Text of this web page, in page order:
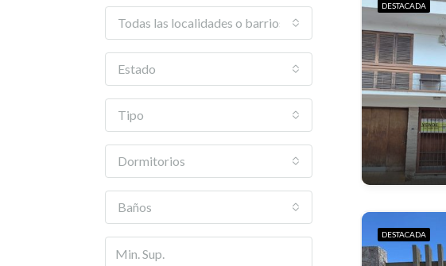
DESTACADA
DESTACADA
Todas las localidades o barrios
Estado
Tipo
Dormitorios
Baños